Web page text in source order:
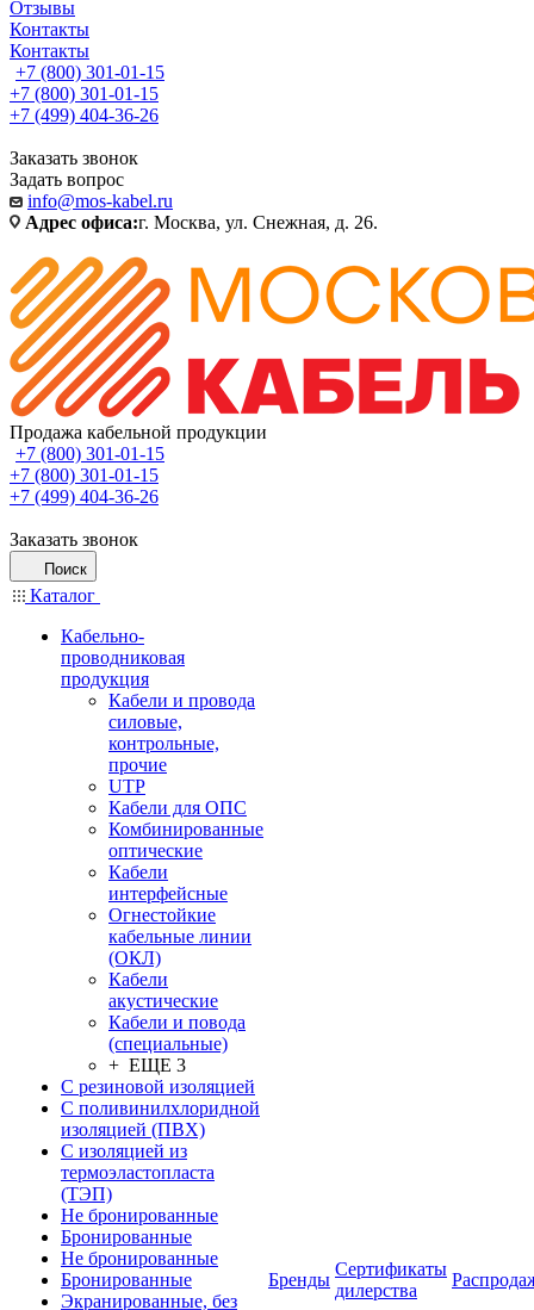
Отзывы
Контакты
Контакты
+7 (800) 301-01-15
+7 (800) 301-01-15
+7 (499) 404-36-26
Заказать звонок
Задать вопрос
info@mos-kabel.ru
Адрес офиса:г. Москва, ул. Снежная, д. 26.
Продажа кабельной продукции
+7 (800) 301-01-15
+7 (800) 301-01-15
+7 (499) 404-36-26
Заказать звонок
Поиск
Каталог
Кабельно-
проводниковая
продукция
Кабели и провода
силовые,
контрольные,
прочие
UTP
Кабели для ОПС
Комбинированные
оптические
Кабели
интерфейсные
Огнестойкие
кабельные линии
(ОКЛ)
Кабели
акустические
Кабели и повода
(специальные)
+ ЕЩЕ 3
С резиновой изоляцией
С поливинилхлоридной
изоляцией (ПВХ)
С изоляцией из
термоэластопласта
(ТЭП)
Не бронированные
Бронированные
Не бронированные
Бронированные
Экранированные, без
Бренды
Сертификаты
дилерства